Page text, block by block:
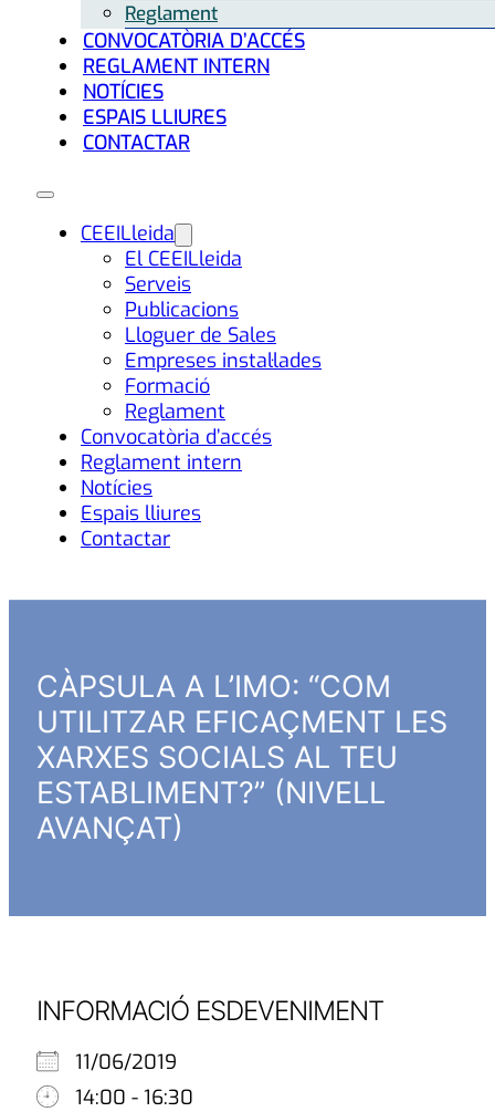
Reglament
CONVOCATÒRIA D’ACCÉS
REGLAMENT INTERN
NOTÍCIES
ESPAIS LLIURES
CONTACTAR
CEEILleida
El CEEILleida
Serveis
Publicacions
Lloguer de Sales
Empreses instal·lades
Formació
Reglament
Convocatòria d’accés
Reglament intern
Notícies
Espais lliures
Contactar
CÀPSULA A L’IMO: “COM
UTILITZAR EFICAÇMENT LES
XARXES SOCIALS AL TEU
ESTABLIMENT?” (NIVELL
AVANÇAT)
INFORMACIÓ ESDEVENIMENT
11/06/2019
14:00 - 16:30